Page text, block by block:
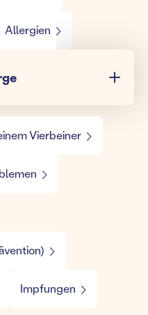
Allergien
Vierbeiner
Impfungen